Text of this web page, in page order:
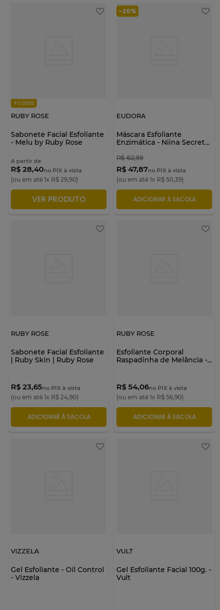
+cores
RUBY ROSE
Sabonete Facial Esfoliante
- Melu by Ruby Rose
A partir de
R$ 28,40no PIX à vista
(ou em até 1x R$ 29,90)
ADICIONAR À SACOLA
VER PRODUTO
-20%
EUDORA
Máscara Esfoliante
Enzimática - Niina Secrets
R$ 62,99
R$ 47,87no PIX à vista
(ou em até 1x R$ 50,39)
ADICIONAR À SACOLA
RUBY ROSE
Sabonete Facial Esfoliante
| Ruby Skin | Ruby Rose
R$ 23,65no PIX à vista
(ou em até 1x R$ 24,90)
ADICIONAR À SACOLA
RUBY ROSE
Esfoliante Corporal
Raspadinha de Melância -
R$ 54,06no PIX à vista
(ou em até 1x R$ 56,90)
ADICIONAR À SACOLA
VIZZELA
Gel Esfoliante - Oil Control
- Vizzela
VULT
Gel Esfoliante Facial 100g. -
Vult